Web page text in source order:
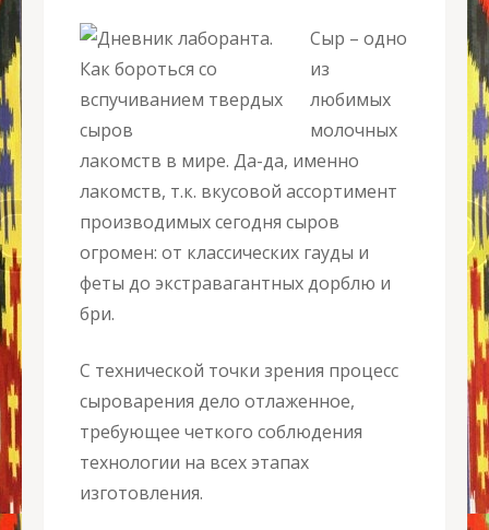
Сыр – одно
из
любимых
молочных
лакомств в мире. Да-да, именно
лакомств, т.к. вкусовой ассортимент
производимых сегодня сыров
огромен: от классических гауды и
феты до экстравагантных дорблю и
бри.
С технической точки зрения процесс
сыроварения дело отлаженное,
требующее четкого соблюдения
технологии на всех этапах
изготовления.